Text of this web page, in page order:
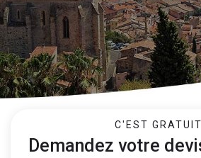
C'EST GRATUIT
Demandez votre